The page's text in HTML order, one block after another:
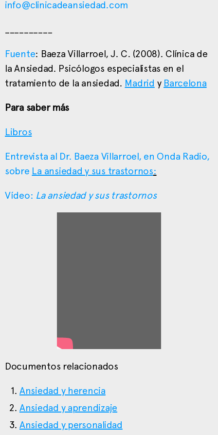
info@clinicadeansiedad.com
Fuente: Baeza Villarroel, J. C. (2008). Clínica de
la Ansiedad. Psicólogos especialistas en el
tratamiento de la ansiedad. Madrid y Barcelona
Para saber más
Libros
Entrevista al Dr. Baeza Villarroel, en Onda Radio,
sobre La ansiedad y sus trastornos:
Vídeo: La ansiedad y sus trastornos
Documentos relacionados
Ansiedad y herencia
Ansiedad y aprendizaje
Ansiedad y personalidad